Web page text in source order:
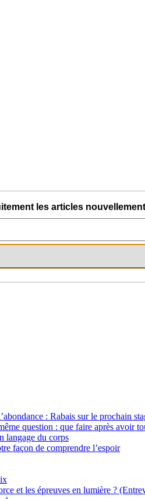
les articles
: Rabais sur le prochain
question : que faire après avoir
langage du corps
façon de comprendre l’espoir
et les épreuves en lumière ?